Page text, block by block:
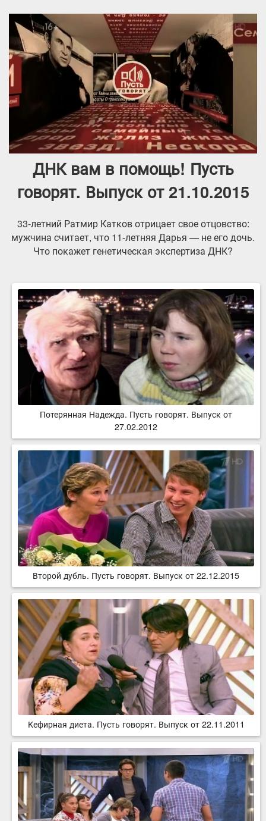
ДНК вам в помощь! Пусть
говорят. Выпуск от 21.10.2015
33-летний Ратмир Катков отрицает свое отцовство:
мужчина считает, что 11-летняя Дарья — не его дочь.
Что покажет генетическая экспертиза ДНК?
Потерянная Надежда. Пусть говорят. Выпуск от
27.02.2012
Второй дубль. Пусть говорят. Выпуск от 22.12.2015
Кефирная диета. Пусть говорят. Выпуск от 22.11.2011